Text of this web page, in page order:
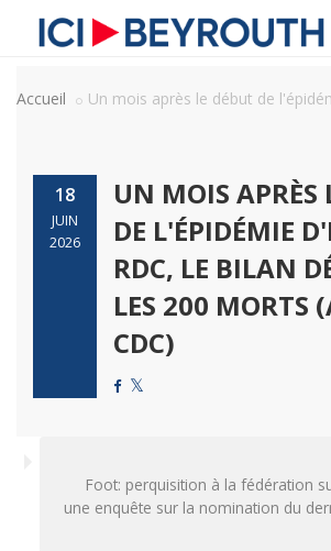
Accueil Un mois après le début de
18
JUIN
2026
UN MOIS APRÈS
DE L'ÉPIDÉMIE
RDC, LE BILAN
LES 200 MORTS
CDC)
Foot: perquisition à la fédération
une enquête sur la nomination du